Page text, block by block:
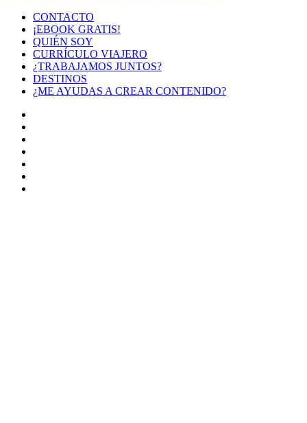
CONTACTO
¡EBOOK GRATIS!
QUIÉN SOY
CURRÍCULO VIAJERO
¿TRABAJAMOS JUNTOS?
DESTINOS
¿ME AYUDAS A CREAR CONTENIDO?